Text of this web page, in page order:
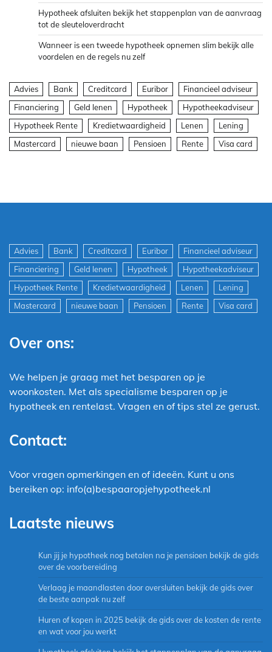
Hypotheek afsluiten bekijk het stappenplan van de aanvraag
tot de sleuteloverdracht
Wanneer is een tweede hypotheek opnemen slim bekijk alle
voordelen en de regels nu zelf
Advies Bank Creditcard Euribor
Financieel adviseur
Financiering
Geld lenen Hypotheek
Hypotheekadviseur
Hypotheek Rente
Kredietwaardigheid Lenen
Lening
Mastercard
nieuwe baan Pensioen Rente Visa card
Advies Bank Creditcard Euribor
Financieel adviseur
Financiering
Geld lenen Hypotheek
Hypotheekadviseur
Hypotheek Rente
Kredietwaardigheid Lenen
Lening
Mastercard
nieuwe baan Pensioen Rente Visa card
Over ons:
We helpen je graag met het besparen op je
woonkosten. Met als specialisme besparen op je
hypotheek en rentelast. Vragen en of tips stel ze gerust.
Contact:
Voor vragen opmerkingen en of ideeën. Kunt u ons
bereiken op: info(a)bespaaropjehypotheek.nl
Laatste nieuws
Kun jij je hypotheek nog betalen na je pensioen bekijk de gids
over de voorbereiding
Verlaag je maandlasten door oversluiten bekijk de gids over
de beste aanpak nu zelf
Huren of kopen in 2025 bekijk de gids over de kosten de rente
en wat voor jou werkt